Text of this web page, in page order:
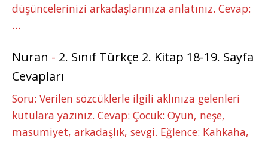
düşüncelerinizi arkadaşlarınıza anlatınız. Cevap:
…
Nuran - 2. Sınıf Türkçe 2. Kitap 18-19. Sayfa
Cevapları
Soru: Verilen sözcüklerle ilgili aklınıza gelenleri
kutulara yazınız. Cevap: Çocuk: Oyun, neşe,
masumiyet, arkadaşlık, sevgi. Eğlence: Kahkaha,